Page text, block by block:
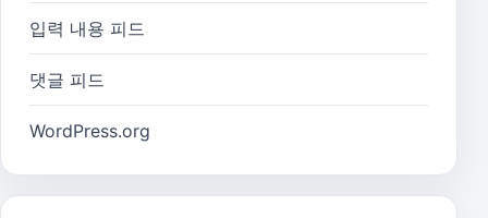
입력 내용 피드
댓글 피드
WordPress.org